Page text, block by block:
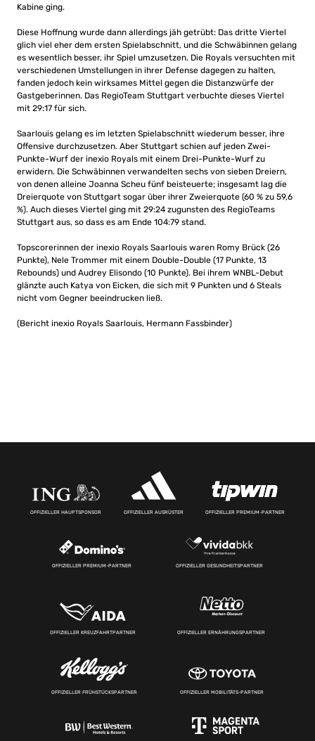
Kabine ging.
Diese Hoffnung wurde dann allerdings jäh getrübt: Das dritte Viertel
glich viel eher dem ersten Spielabschnitt, und die Schwäbinnen gelang
es wesentlich besser, ihr Spiel umzusetzen. Die Royals versuchten mit
verschiedenen Umstellungen in ihrer Defense dagegen zu halten,
fanden jedoch kein wirksames Mittel gegen die Distanzwürfe der
Gastgeberinnen. Das RegioTeam Stuttgart verbuchte dieses Viertel
mit 29:17 für sich.
Saarlouis gelang es im letzten Spielabschnitt wiederum besser, ihre
Offensive durchzusetzen. Aber Stuttgart schien auf jeden Zwei-
Punkte-Wurf der inexio Royals mit einem Drei-Punkte-Wurf zu
erwidern. Die Schwäbinnen verwandelten sechs von sieben Dreiern,
von denen alleine Joanna Scheu fünf beisteuerte; insgesamt lag die
Dreierquote von Stuttgart sogar über ihrer Zweierquote (60 % zu 59,6
%). Auch dieses Viertel ging mit 29:24 zugunsten des RegioTeams
Stuttgart aus, so dass es am Ende 104:79 stand.
Topscorerinnen der inexio Royals Saarlouis waren Romy Brück (26
Punkte), Nele Trommer mit einem Double-Double (17 Punkte, 13
Rebounds) und Audrey Elisondo (10 Punkte). Bei ihrem WNBL-Debut
glänzte auch Katya von Eicken, die sich mit 9 Punkten und 6 Steals
nicht vom Gegner beeindrucken ließ.
(Bericht inexio Royals Saarlouis, Hermann Fassbinder)
OFFIZIELLER HAUPTSPONSOR OFFIZIELLER AUSRÜSTER OFFIZIELLER PREMIUM-PARTNER
OFFIZIELLER PREMIUM-PARTNER OFFIZIELLER GESUNDHEITSPARTNER
OFFIZIELLER KREUZFAHRTPARTNER OFFIZIELLER ERNÄHRUNGSPARTNER
OFFIZIELLER FRÜHSTÜCKSPARTNER OFFIZIELLER MOBILITÄTS-PARTNER